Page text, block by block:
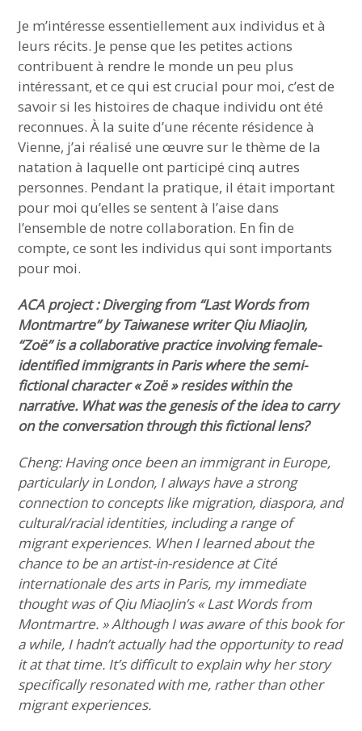
Je m’intéresse essentiellement aux individus et à
leurs récits. Je pense que les petites actions
contribuent à rendre le monde un peu plus
intéressant, et ce qui est crucial pour moi, c’est de
savoir si les histoires de chaque individu ont été
reconnues. À la suite d’une récente résidence à
Vienne, j’ai réalisé une œuvre sur le thème de la
natation à laquelle ont participé cinq autres
personnes. Pendant la pratique, il était important
pour moi qu’elles se sentent à l’aise dans
l’ensemble de notre collaboration. En fin de
compte, ce sont les individus qui sont importants
pour moi.
ACA project : Diverging from “Last Words from
Montmartre” by Taiwanese writer Qiu MiaoJin,
“Zoë” is a collaborative practice involving female-
identified immigrants in Paris where the semi-
fictional character « Zoë » resides within the
narrative. What was the genesis of the idea to carry
on the conversation through this fictional lens?
Cheng: Having once been an immigrant in Europe,
particularly in London, I always have a strong
connection to concepts like migration, diaspora, and
cultural/racial identities, including a range of
migrant experiences. When I learned about the
chance to be an artist-in-residence at Cité
internationale des arts in Paris, my immediate
thought was of Qiu MiaoJin’s « Last Words from
Montmartre. » Although I was aware of this book for
a while, I hadn’t actually had the opportunity to read
it at that time. It’s difficult to explain why her story
specifically resonated with me, rather than other
migrant experiences.